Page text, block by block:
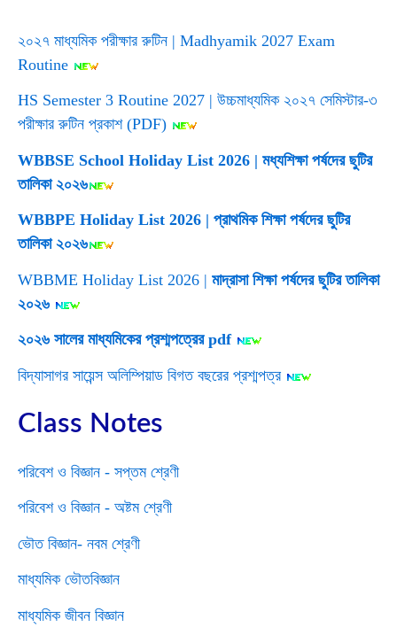
২০২৭ মাধ্যমিক পরীক্ষার রুটিন | Madhyamik 2027 Exam
Routine
HS Semester 3 Routine 2027 | উচ্চমাধ্যমিক ২০২৭ সেমিস্টার-৩
পরীক্ষার রুটিন প্রকাশ (PDF)
WBBSE School Holiday List 2026 | মধ্যশিক্ষা পর্ষদের ছুটির
তালিকা ২০২৬
WBBPE Holiday List 2026 | প্রাথমিক শিক্ষা পর্ষদের ছুটির
তালিকা ২০২৬
WBBME Holiday List 2026 | মাদ্রাসা শিক্ষা পর্ষদের ছুটির তালিকা
২০২৬
২০২৬ সালের মাধ্যমিকের প্রশ্মপত্রের pdf
বিদ্যাসাগর সায়েন্স অলিম্পিয়াড বিগত বছরের প্রশ্মপত্র
Class Notes
পরিবেশ ও বিজ্ঞান - সপ্তম শ্রেণী
পরিবেশ ও বিজ্ঞান - অষ্টম শ্রেণী
ভৌত বিজ্ঞান- নবম শ্রেণী
মাধ্যমিক ভৌতবিজ্ঞান
মাধ্যমিক জীবন বিজ্ঞান